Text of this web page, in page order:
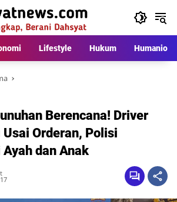
Lifestyle Hukum Humaniora
Berencana! Driver
Orderan, Polisi
dan Anak